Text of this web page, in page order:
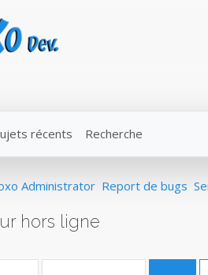
récents Recherche
Administrator Report de bugs
hors ligne